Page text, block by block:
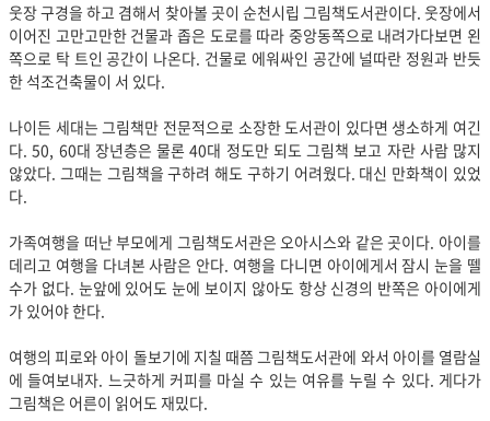
웃장 구경을 하고 겸해서 찾아볼 곳이 순천시립 그림책도서관이다. 웃장에서
이어진 고만고만한 건물과 좁은 도로를 따라 중앙동쪽으로 내려가다보면 왼
쪽으로 탁 트인 공간이 나온다. 건물로 에워싸인 공간에 널따란 정원과 반듯
한 석조건축물이 서 있다.
나이든 세대는 그림책만 전문적으로 소장한 도서관이 있다면 생소하게 여긴
다. 50, 60대 장년층은 물론 40대 정도만 되도 그림책 보고 자란 사람 많지
않았다. 그때는 그림책을 구하려 해도 구하기 어려웠다. 대신 만화책이 있었
다.
가족여행을 떠난 부모에게 그림책도서관은 오아시스와 같은 곳이다. 아이를
데리고 여행을 다녀본 사람은 안다. 여행을 다니면 아이에게서 잠시 눈을 뗄
수가 없다. 눈앞에 있어도 눈에 보이지 않아도 항상 신경의 반쪽은 아이에게
가 있어야 한다.
여행의 피로와 아이 돌보기에 지칠 때쯤 그림책도서관에 와서 아이를 열람실
에 들여보내자. 느긋하게 커피를 마실 수 있는 여유를 누릴 수 있다. 게다가
그림책은 어른이 읽어도 재밌다.